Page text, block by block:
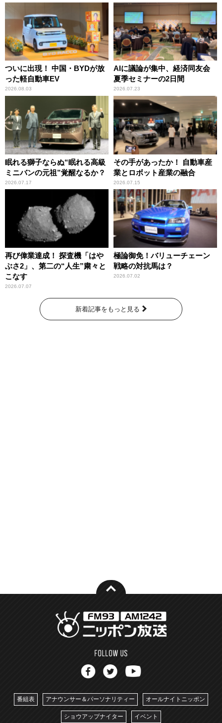
ついに出現！ 中国・BYDが放
った軽自動車EV
2026.08.03
AIに議論が集中、経済同友会
夏季セミナーの2日間
2026.07.23
眠れる獅子ならぬ“眠れる高級
ミニバンの元祖”覚醒なるか？
2026.07.17
その手があったか！ 自動車産
業とロボット産業の融合
2026.07.15
再び偉業達成！ 探査機「はや
ぶさ2」、第二の“人生”粛々と
こなす
2026.07.07
極論御免！バリューチェーン
戦略の対抗馬は？
2026.07.02
新着記事をもっと見る
番組表 アナウンサー＆パーソナリティー オールナイトニッポン
ショウアップナイター イベント